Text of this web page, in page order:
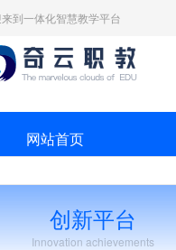
到一体化智慧教学平台
网站首页
创新平台
Innovation achievements